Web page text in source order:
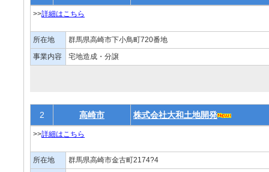
>>詳細はこちら
所在地
群馬県高崎市下小鳥町720番地
事業内容
宅地造成・分譲
2 高崎市 株式会社大和土地開発
>>詳細はこちら
所在地
群馬県高崎市金古町2174?4